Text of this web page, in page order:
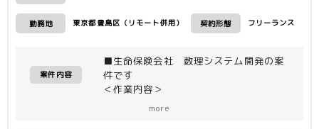
勤務地 東京都豊島区（リモート併用） 契約形態 フリーランス
案件内容
■生命保険会社 数理システム開発の案
件です
＜作業内容＞
more